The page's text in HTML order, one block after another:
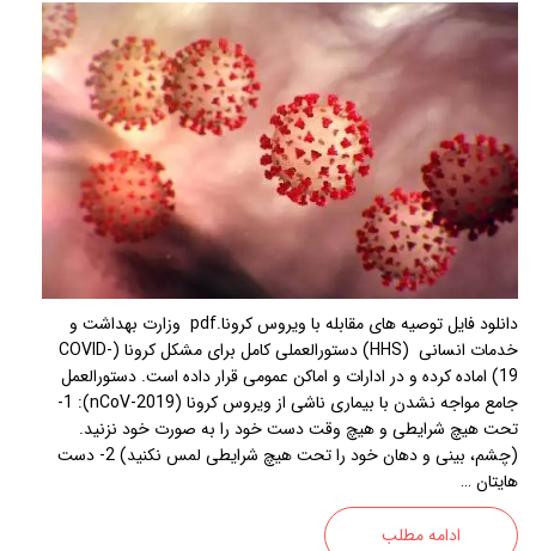
دانلود فایل توصیه های مقابله با ویروس کرونا.pdf وزارت بهداشت و
خدمات انسانی (HHS) دستورالعملی کامل برای مشکل کرونا (COVID-
19) اماده کرده و در ادارات و اماکن عمومی قرار داده است. دستورالعمل
جامع مواجه نشدن با بیماری ناشی از ویروس کرونا (2019-nCoV): 1-
تحت هیچ شرایطی و هیچ وقت دست خود را به صورت خود نزنید.
(چشم، بینی و دهان خود را تحت هیچ شرایطی لمس نکنید) 2- دست
هایتان …
ادامه مطلب